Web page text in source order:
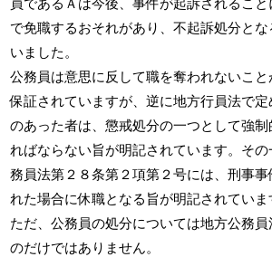
で免職するおそれがあり、不起訴処分と
いました。
公務員は意思に反して職を奪われないこ
保証されていますが、逆に地方行員法で
のあった者は、懲戒処分の一つとして強
ればならない旨が明記されています。そ
務員法第２８条第２項第２号には、刑事
れた場合に休職となる旨が明記されていま
ただ、公務員の処分については地方公務
のだけではありません。